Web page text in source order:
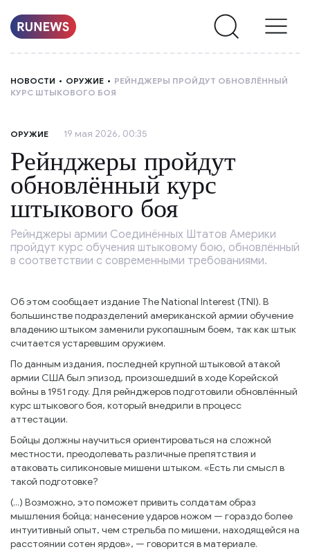
О
НАС
НОВОСТИ ОРУЖИЕ
РЕЙНДЖЕРЫ ПРОЙДУТ ОБНОВЛЁННЫЙ
КУРС ШТЫКОВОГО БОЯ
ОРУЖИЕ 19 мая 2026, 00:35
Рейнджеры пройдут
обновлённый курс
штыкового боя
Рейнджеры армии Соединённых Штатов Америки
пройдут курс обучения штыковому бою, обновлённый
в соответствии с современными требованиями.
Об этом сообщает издание The National Interest (TNI). В
большинстве подразделений американской армии обучение
владению штыком заменили рукопашным боем, так как штык
считается устаревшим оружием.
По данным издания, последней крупной штыковой атакой
армии США был эпизод, произошедший в ходе Корейской
войны в 1951 году. Для рейнджеров подготовили обновлённый
курс штыкового боя, который внедрили в процесс
аттестации.
Бойцы должны научиться ориентироваться на сложной
местности, преодолевать различные препятствия и
атаковать силиконовые мишени штыком. «Есть ли смысл в
такой подготовке?
(...) Возможно, это поможет привить солдатам образ
мышления бойца; нанесение ударов ножом — гораздо более
интуитивный опыт, чем стрельба по мишени, находящейся на
расстоянии сотен ярдов», — говорится в материале.